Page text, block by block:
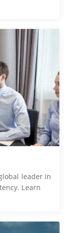
leader in
Learn